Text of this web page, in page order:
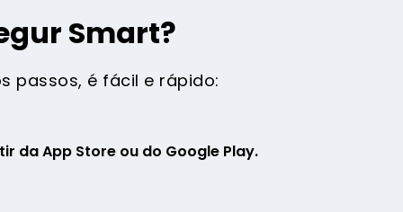
Smart?
passos, é fácil e rápido:
da App Store ou do Google Play.